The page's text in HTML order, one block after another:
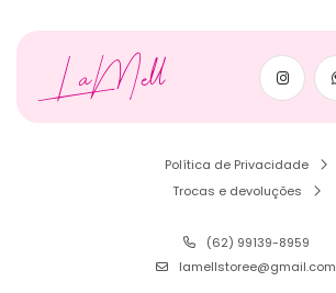
LaMell
Política de Privacidade
Trocas e devoluções
(62) 99139-8959
lamellstoree@gmail.com